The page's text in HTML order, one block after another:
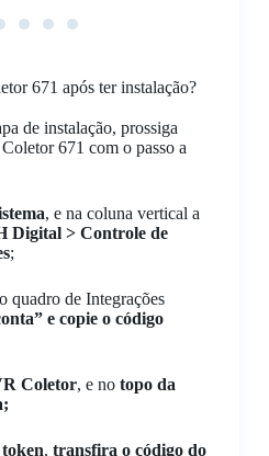
671 após ter instalação?
de instalação, prossiga
671 com o passo a
, e na coluna vertical a
Digital > Controle de
;
quadro de Integrações
e copie o código
Coletor, e no topo da
token, transfira o código do